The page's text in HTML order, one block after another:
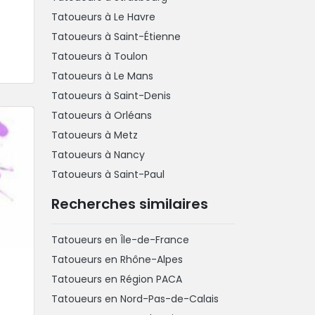
Tatoueurs à Le Havre
Tatoueurs à Saint-Étienne
Tatoueurs à Toulon
Tatoueurs à Le Mans
Tatoueurs à Saint-Denis
Tatoueurs à Orléans
Tatoueurs à Metz
Tatoueurs à Nancy
Tatoueurs à Saint-Paul
Recherches similaires
Tatoueurs en Île-de-France
Tatoueurs en Rhône-Alpes
Tatoueurs en Région PACA
Tatoueurs en Nord-Pas-de-Calais